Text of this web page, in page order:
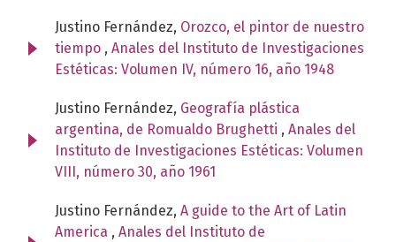
Justino Fernández, Orozco, el pintor de nuestro
tiempo , Anales del Instituto de Investigaciones
Estéticas: Volumen IV, número 16, año 1948
Justino Fernández, Geografía plástica
argentina, de Romualdo Brughetti , Anales del
Instituto de Investigaciones Estéticas: Volumen
VIII, número 30, año 1961
Justino Fernández, A guide to the Art of Latin
America , Anales del Instituto de